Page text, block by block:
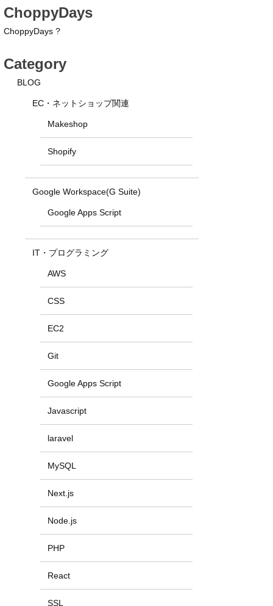
ChoppyDays
ChoppyDays ?
Category
BLOG
EC・ネットショップ関連
Makeshop
Shopify
Google Workspace(G Suite)
Google Apps Script
IT・プログラミング
AWS
CSS
EC2
Git
Google Apps Script
Javascript
laravel
MySQL
Next.js
Node.js
PHP
React
SSL